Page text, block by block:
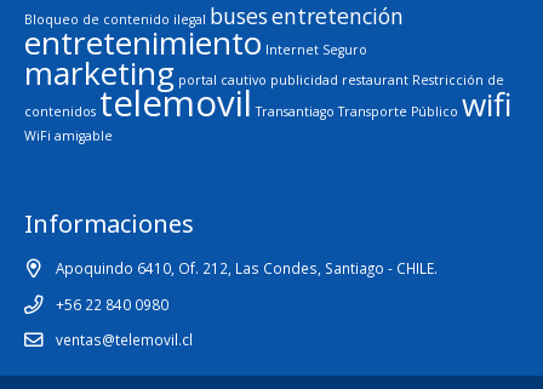
Bloqueo de contenido ilegal busesentretención
entretenimiento Internet Seguro
marketing portal cautivo publicidad restaurant Restricción de
contenidos telemovil Transantiago Transporte Público wifi
WiFi amigable
Informaciones
Apoquindo 6410, Of. 212, Las Condes, Santiago - CHILE.
+56 22 840 0980
ventas@telemovil.cl